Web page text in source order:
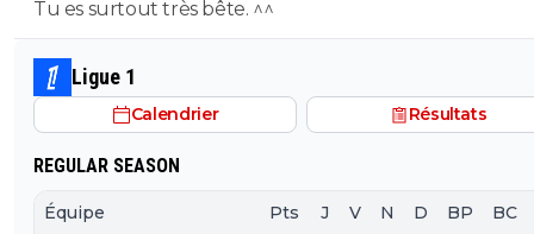
PSG.
Tu es surtout très bête. ^^
Ligue 1
Calendrier Résultats
REGULAR SEASON
Équipe Pts J V N D BP BC